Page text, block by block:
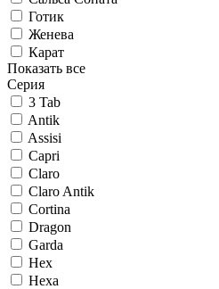
Готик
Женева
Карат
Показать все
Серия
3 Tab
Antik
Assisi
Capri
Claro
Claro Antik
Cortina
Dragon
Garda
Hex
Hexa